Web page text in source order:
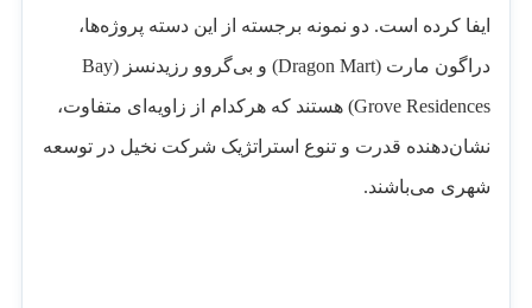
ایفا کرده است. دو نمونه برجسته از این دسته پروژه‌ها،
دراگون مارت (Dragon Mart) و بی‌گروو رزیدنسز (Bay
Grove Residences) هستند که هرکدام از زاویه‌ای متفاوت،
نشان‌دهنده قدرت و تنوع استراتژیک شرکت نخیل در توسعه
شهری می‌باشند.